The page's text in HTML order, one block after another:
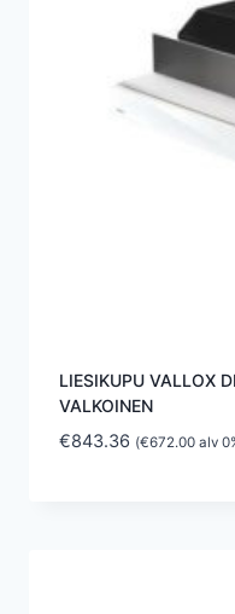
LIESIKUPU VALLOX
VALKOINEN
€843.36 (€672.00alv